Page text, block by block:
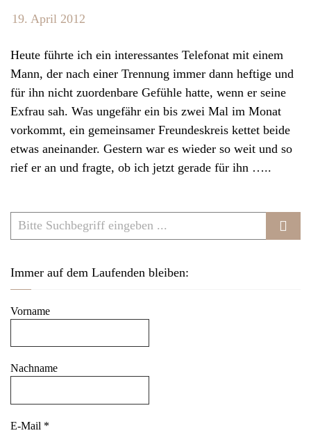
19. April 2012
Heute führte ich ein interessantes Telefonat mit einem
Mann, der nach einer Trennung immer dann heftige und
für ihn nicht zuordenbare Gefühle hatte, wenn er seine
Exfrau sah. Was ungefähr ein bis zwei Mal im Monat
vorkommt, ein gemeinsamer Freundeskreis kettet beide
etwas aneinander. Gestern war es wieder so weit und so
rief er an und fragte, ob ich jetzt gerade für ihn …..
Immer auf dem Laufenden bleiben:
Vorname
Nachname
E-Mail *